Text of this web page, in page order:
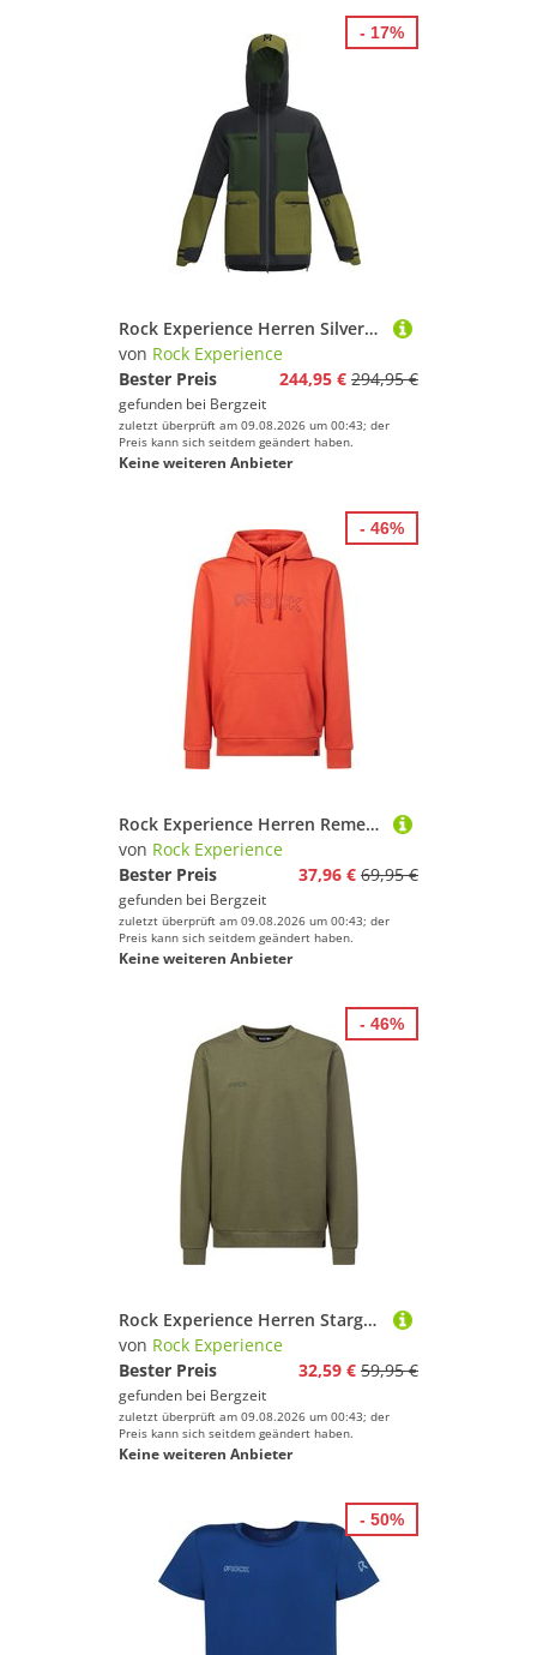
Rock Experience Herren Silverstar Padded Jacke
von Rock Experience
Bester Preis
244,95 € 294,95 €
gefunden bei Bergzeit
zuletzt überprüft am 09.08.2026 um 00:43; der
Preis kann sich seitdem geändert haben.
Keine weiteren Anbieter
- 17%
Rock Experience Herren Remenno Hoodie
von Rock Experience
Bester Preis
37,96 € 69,95 €
gefunden bei Bergzeit
zuletzt überprüft am 09.08.2026 um 00:43; der
Preis kann sich seitdem geändert haben.
Keine weiteren Anbieter
- 46%
Rock Experience Herren Stargate Pullover
von Rock Experience
Bester Preis
32,59 € 59,95 €
gefunden bei Bergzeit
zuletzt überprüft am 09.08.2026 um 00:43; der
Preis kann sich seitdem geändert haben.
Keine weiteren Anbieter
- 46%
- 50%